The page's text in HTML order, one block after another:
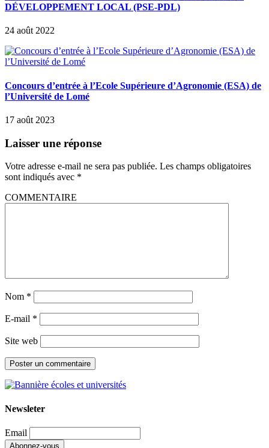
DÉVELOPPEMENT LOCAL (PSE-PDL)
24 août 2022
Concours d’entrée à l’Ecole Supérieure d’Agronomie (ESA) de
l’Université de Lomé
17 août 2023
Laisser une réponse
Votre adresse e-mail ne sera pas publiée. Les champs obligatoires
sont indiqués avec *
COMMENTAIRE
Nom *
E-mail *
Site web
Newsleter
Email